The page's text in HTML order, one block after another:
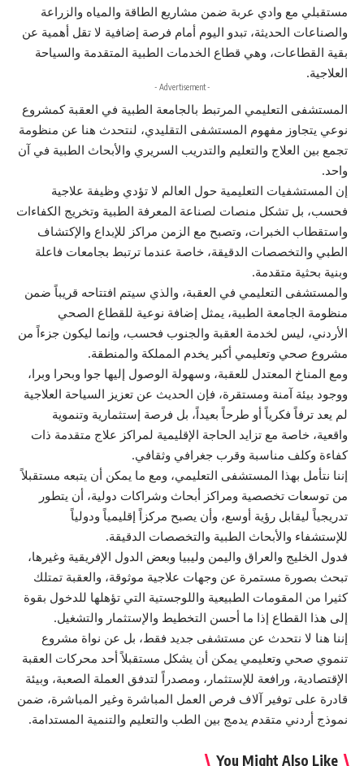
مستقبلي مع وادي عربة ضمن مشاريع الطاقة والمياه والزراعة
والصناعات الحديثة، تبدو اليوم أمام فرصة إضافية لا تقل أهمية عن
بقية القطاعات، وهي قطاع الخدمات الطبية المتقدمة والسياحة
العلاجية.
- Advertisement -
المستشفى التعليمي المرتبط بالجامعة الطبية في العقبة كمشروع
نوعي يتجاوز مفهوم المستشفى التقليدي، لنتحدث هنا عن منظومة
تجمع بين العلاج والتعليم والتدريب السريري والأبحاث الطبية في آن
واحد.
إن المستشفيات التعليمية حول العالم لا تؤدي وظيفة علاجية
فحسب، بل تشكل منصات لصناعة المعرفة الطبية وتخريج الكفاءات
واستقطاب الخبرات، وتصبح مع الزمن مراكز للإبداع والإكتشاف
الطبي والتخصصات الدقيقة، خاصة عندما ترتبط بجامعات فاعلة
وبنية بحثية متقدمة.
والمستشفى التعليمي في العقبة، والذي سيتم افتتاحه قريباً ضمن
منظومة الجامعة الطبية، يمثل إضافة نوعية للقطاع الصحي
الأردني، ليس لخدمة العقبة والجنوب فحسب، وإنما ليكون جزءاً من
مشروع صحي وتعليمي أكبر يخدم المملكة والمنطقة.
ومع المناخ المعتدل للعقبة، وسهولة الوصول إليها جوا وبحرا وبرا،
ووجود بيئة آمنة ومستقرة، فإن الحديث عن تعزيز السياحة العلاجية
لم يعد ترفاً فكرياً أو طرحاً بعيداً، بل فرصة إستثمارية وتنموية
واقعية، خاصة مع تزايد الحاجة الإقليمية لمراكز علاج متقدمة ذات
كفاءة وكلف مناسبة وقرب جغرافي وثقافي.
إننا نتأمل بهذا المستشفى التعليمي، ومع ما يمكن أن يتبعه مستقبلاً
من توسعات تخصصية ومراكز أبحاث وشراكات دولية، أن يتطور
تدريجياً ليقابل رؤية أوسع، وأن يصبح مركزاً إقليمياً ودولياً
للإستشفاء والأبحاث الطبية والتخصصات الدقيقة.
فدول الخليج والعراق واليمن وليبيا وبعض الدول الإفريقية وغيرها،
تبحث بصورة مستمرة عن وجهات علاجية موثوقة، والعقبة تمتلك
كثيرا من المقومات الطبيعية واللوجستية التي تؤهلها للدخول بقوة
إلى هذا القطاع إذا ما أحسن التخطيط والإستثمار والتشغيل.
إننا هنا لا نتحدث عن مستشفى جديد فقط، بل عن نواة مشروع
تنموي صحي وتعليمي يمكن أن يشكل مستقبلاً أحد محركات العقبة
الإقتصادية، ورافعة للإستثمار، ومصدراً لتدفق العملة الصعبة، وبيئة
قادرة على توفير آلاف فرص العمل المباشرة وغير المباشرة، ضمن
نموذج أردني متقدم يدمج بين الطب والتعليم والتنمية المستدامة.
You Might Also Like